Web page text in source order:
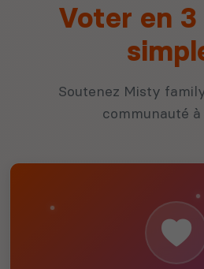
Voter en
Soutenez Misty
communauté